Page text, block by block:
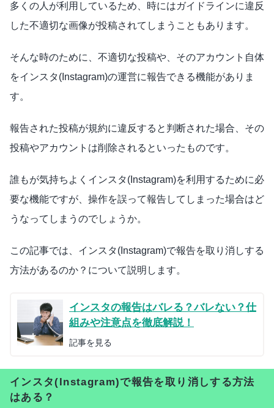
多くの人が利用しているため、時にはガイドラインに違反
した不適切な画像が投稿されてしまうこともあります。
そんな時のために、不適切な投稿や、そのアカウント自体
をインスタ(Instagram)の運営に報告できる機能がありま
す。
報告された投稿が規約に違反すると判断された場合、その
投稿やアカウントは削除されるといったものです。
誰もが気持ちよくインスタ(Instagram)を利用するために必
要な機能ですが、操作を誤って報告してしまった場合はど
うなってしまうのでしょうか。
この記事では、インスタ(Instagram)で報告を取り消しする
方法があるのか？について説明します。
インスタの報告はバレる？バレない？仕
組みや注意点を徹底解説！
記事を見る
インスタ(Instagram)で報告を取り消しする方法
はある？